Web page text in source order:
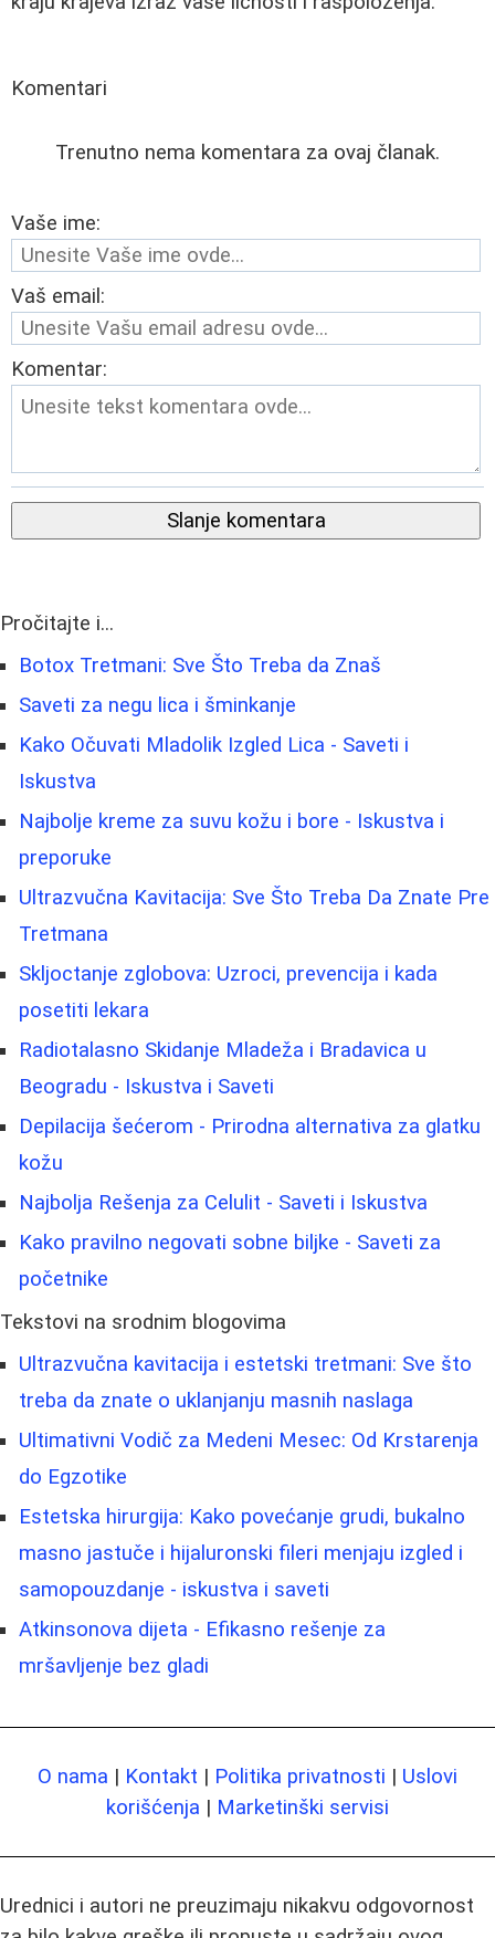
Komentari
Trenutno nema komentara za ovaj članak.
Vaše ime:
Vaš email:
Komentar:
Slanje komentara
Pročitajte i...
Botox Tretmani: Sve Što Treba da Znaš
Saveti za negu lica i šminkanje
Kako Očuvati Mladolik Izgled Lica - Saveti i
Iskustva
Najbolje kreme za suvu kožu i bore - Iskustva i
preporuke
Ultrazvučna Kavitacija: Sve Što Treba Da Znate Pre
Tretmana
Skljoctanje zglobova: Uzroci, prevencija i kada
posetiti lekara
Radiotalasno Skidanje Mladeža i Bradavica u
Beogradu - Iskustva i Saveti
Depilacija šećerom - Prirodna alternativa za glatku
kožu
Najbolja Rešenja za Celulit - Saveti i Iskustva
Kako pravilno negovati sobne biljke - Saveti za
početnike
Tekstovi na srodnim blogovima
Ultrazvučna kavitacija i estetski tretmani: Sve što
treba da znate o uklanjanju masnih naslaga
Ultimativni Vodič za Medeni Mesec: Od Krstarenja
do Egzotike
Estetska hirurgija: Kako povećanje grudi, bukalno
masno jastuče i hijaluronski fileri menjaju izgled i
samopouzdanje - iskustva i saveti
Atkinsonova dijeta - Efikasno rešenje za
mršavljenje bez gladi
O nama | Kontakt | Politika privatnosti | Uslovi
korišćenja | Marketinški servisi
Urednici i autori ne preuzimaju nikakvu odgovornost